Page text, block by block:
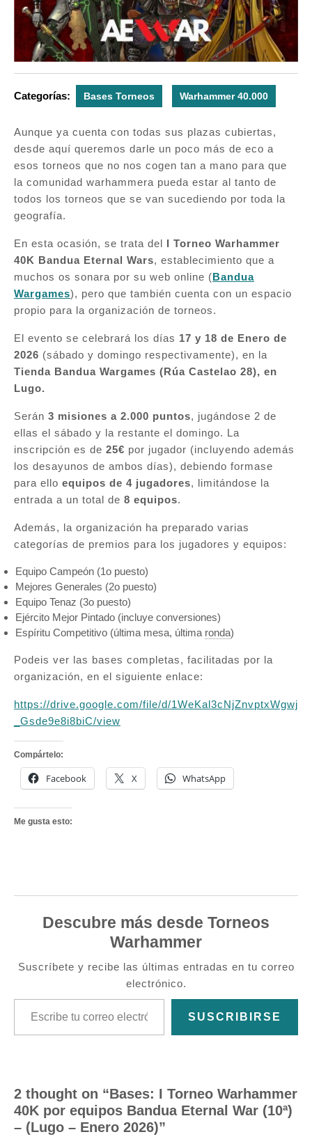
Categorías: Bases Torneos Warhammer 40.000
Aunque ya cuenta con todas sus plazas cubiertas,
desde aquí queremos darle un poco más de eco a
esos torneos que no nos cogen tan a mano para que
la comunidad warhammera pueda estar al tanto de
todos los torneos que se van sucediendo por toda la
geografía.
En esta ocasión, se trata del I Torneo Warhammer
40K Bandua Eternal Wars, establecimiento que a
muchos os sonara por su web online (Bandua
Wargames), pero que también cuenta con un espacio
propio para la organización de torneos.
El evento se celebrará los días 17 y 18 de Enero de
2026 (sábado y domingo respectivamente), en la
Tienda Bandua Wargames (Rúa Castelao 28), en
Lugo.
Serán 3 misiones a 2.000 puntos, jugándose 2 de
ellas el sábado y la restante el domingo. La
inscripción es de 25€ por jugador (incluyendo además
los desayunos de ambos días), debiendo formase
para ello equipos de 4 jugadores, limitándose la
entrada a un total de 8 equipos.
Además, la organización ha preparado varias
categorías de premios para los jugadores y equipos:
Equipo Campeón (1o puesto)
Mejores Generales (2o puesto)
Equipo Tenaz (3o puesto)
Ejército Mejor Pintado (incluye conversiones)
Espíritu Competitivo (última mesa, última ronda)
Podeis ver las bases completas, facilitadas por la
organización, en el siguiente enlace:
https://drive.google.com/file/d/1WeKal3cNjZnvptxWgwj
_Gsde9e8i8biC/view
Compártelo:
Facebook X WhatsApp
Me gusta esto:
Descubre más desde Torneos
Warhammer
Suscríbete y recibe las últimas entradas en tu correo
electrónico.
Escribe tu correo electrónico…
SUSCRIBIRSE
2 thought on “Bases: I Torneo Warhammer
40K por equipos Bandua Eternal War (10ª)
– (Lugo – Enero 2026)”